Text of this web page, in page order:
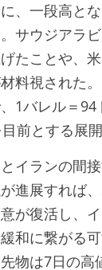
、一段高と
サウジアラ
たことや、
料視された
1バレル＝
前とする展開
イランの間
進展すれば
が復活し、
和に繋がる
物は7日の高